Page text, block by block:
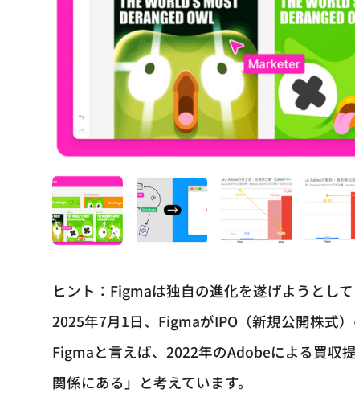
ヒント：Figmaは独自の進化を遂げようとし
2025年7月1日、FigmaがIPO（新規公開株式
Figmaと言えば、2022年のAdobeによる買収
関係にある」と考えています。